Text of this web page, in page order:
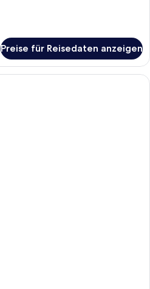
Preise für Reisedaten anzeigen